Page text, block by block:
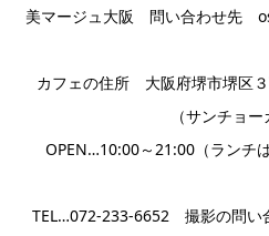
美マージュ大阪 問い合わせ先
カフェの住所 大阪府堺市堺区
（サンチョー
OPEN…10:00～21:00（ランチ
TEL…072-233-6652 撮影の問い